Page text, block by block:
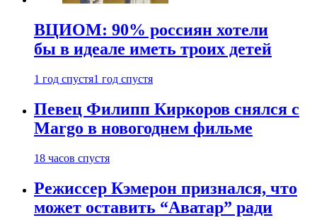
ВЦИОМ: 90% россиян хотели
бы в идеале иметь троих детей
1 год спустя1 год спустя
Певец Филипп Киркоров снялся с
Margo в новогоднем фильме
18 часов спустя
Режиссер Кэмерон признался, что
может оставить “Аватар” ради